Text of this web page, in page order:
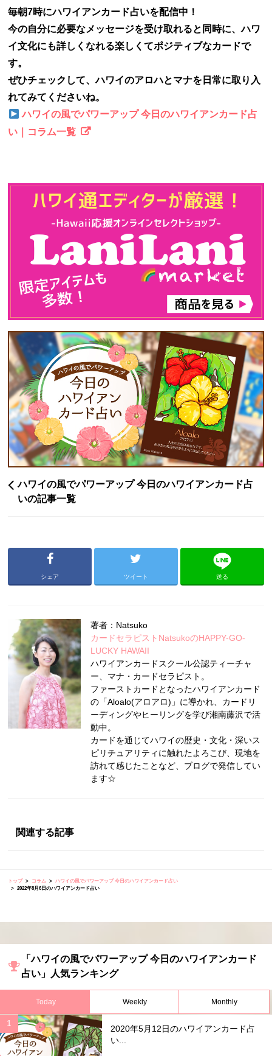
毎朝7時にハワイアンカード占いを配信中！
今の自分に必要なメッセージを受け取れると同時に、ハワ
イ文化にも詳しくなれる楽しくてポジティブなカードで
す。
ぜひチェックして、ハワイのアロハとマナを日常に取り入
れてみてくださいね。
ハワイの風でパワーアップ 今日のハワイアンカード占
い｜コラム一覧
ハワイの風でパワーアップ 今日のハワイアンカード占
いの記事一覧
シェア ツイート 送る
著者：Natsuko
カードセラピストNatsukoのHAPPY-GO-
LUCKY HAWAII
ハワイアンカードスクール公認ティーチャ
ー、マナ・カードセラピスト。
ファーストカードとなったハワイアンカード
の「Aloalo(アロアロ)」に導かれ、カードリ
ーディングやヒーリングを学び湘南藤沢で活
動中。
カードを通じてハワイの歴史・文化・深いス
ピリチュアリティに触れたよろこび、現地を
訪れて感じたことなど、ブログで発信してい
ます☆
関連する記事
トップ コラム
ハワイの風でパワーアップ 今日のハワイアンカード占い
2022年8月6日のハワイアンカード占い
「ハワイの風でパワーアップ 今日のハワイアンカード
占い」人気ランキング
Today Weekly Monthly
2020年5月12日のハワイアンカード占
い...